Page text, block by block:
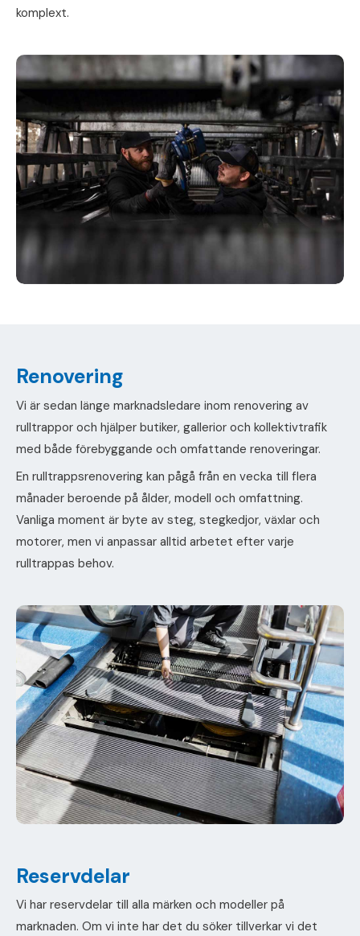
komplext.
Renovering
Vi är sedan länge marknadsledare inom renovering av
rulltrappor och hjälper butiker, gallerior och kollektivtrafik
med både förebyggande och omfattande renoveringar.
En rulltrappsrenovering kan pågå från en vecka till flera
månader beroende på ålder, modell och omfattning.
Vanliga moment är byte av steg, stegkedjor, växlar och
motorer, men vi anpassar alltid arbetet efter varje
rulltrappas behov.
Reservdelar
Vi har reservdelar till alla märken och modeller på
marknaden. Om vi inte har det du söker tillverkar vi det